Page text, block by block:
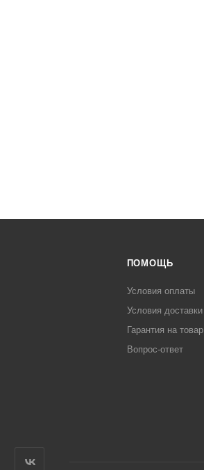
ПОМОЩЬ
Условия оплаты
Условия доставки
Гарантия на товар
Вопрос-ответ